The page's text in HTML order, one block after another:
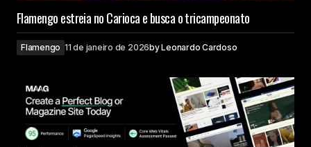
Flamengo estreia no Carioca e busca o tricampeonato
Flamengo 11 de janeiro de 2026byLeonardo Cardoso